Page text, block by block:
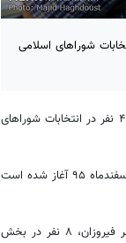
آخرین آمار طی روز نخست ثبت نام ۴۶ نفر در انتخابات شوراهای اسلامی
گفت: براساس آخرین آمار طی روز نخست ثبت نام ۴۶ نفر در انتخابات شوراهای
وی افزود: ثبت‌نام از داوطلبان انتخابات شوراهای اسلامی شهر و روستا از امروز دوشنبه ۳۰ اسفندماه ۹۵ آغاز شده است
حمیدوند گفت: از این تعداد ۱۲ نفر در شهر نهاوند، ۱۴نفر در بخش مرکزی، یک نفر در شهر فیروزان، ۸ نفر در بخش